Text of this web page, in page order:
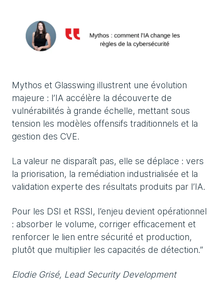
Mythos et Glasswing illustrent une évolution
majeure : l’IA accélère la découverte de
vulnérabilités à grande échelle, mettant sous
tension les modèles offensifs traditionnels et la
gestion des CVE.
La valeur ne disparaît pas, elle se déplace : vers
la priorisation, la remédiation industrialisée et la
validation experte des résultats produits par l’IA.
Pour les DSI et RSSI, l’enjeu devient opérationnel
: absorber le volume, corriger efficacement et
renforcer le lien entre sécurité et production,
plutôt que multiplier les capacités de détection.”
Elodie Grisé, Lead Security Development